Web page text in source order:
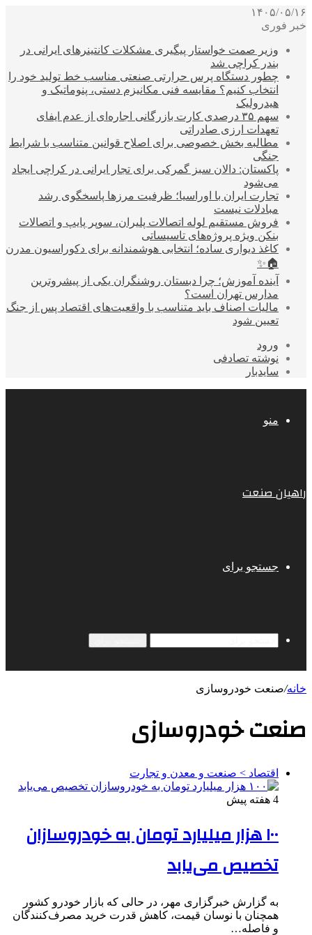
۱۴۰۵/۰۵/۱۶
خبر فوری
وزیر صمت خواستار پیگیری مشکلات کانتینرهای ایرانی در
بندر کراچی شد
چطور دستگاه پرس حرارتی صنعتی مناسب خط تولید خود را
انتخاب کنیم؟ مقایسه فنی مکانیزم دستی، پنوماتیک و
هیدرولیک
سهم ۳۵ درصدی کارت بازرگانی اجاره‌ای از عدم ایفای
تعهدات ارزی صادراتی
مطالبه بخش خصوصی برای اصلاح قوانین متناسب با شرایط
جنگی
پاکستان: دالان سبز گمرکی برای تجار ایرانی در کراچی ایجاد
می‌شود
تجارت ایران با اوراسیا؛ ظرفیت مرزها پاسخگوی رشد
مبادلات نیست
فروش مستقیم لوله اتصالات پلیران، سوپر پایپ و اتصالات
بنکن ویژه پروژه‌های تاسیساتی
کاغذ دیواری ساده؛ انتخابی هوشمندانه برای دکوراسیون مدرن
🏠✨
آینده آموزش؛ چرا دبستان روشنگران یکی از پیشروترین
مدارس تهران است؟
مالیات اصناف باید متناسب با واقعیت‌های اقتصاد پس از جنگ
تعیین شود
ورود
نوشته تصادفی
سایدبار
منو
راهیان صنعت
جستجو برای
خانه/صنعت خودروسازی
صنعت خودروسازی
اقتصاد > صنعت و معدن و تجارت
4 هفته پیش
۱۰۰ هزار میلیارد تومان به خودروسازان
تخصیص می‌یابد
به گزارش خبرگزاری مهر، در حالی که بازار خودرو کشور
همچنان با نوسان قیمت، کاهش قدرت خرید مصرف‌کنندگان
و فاصله…